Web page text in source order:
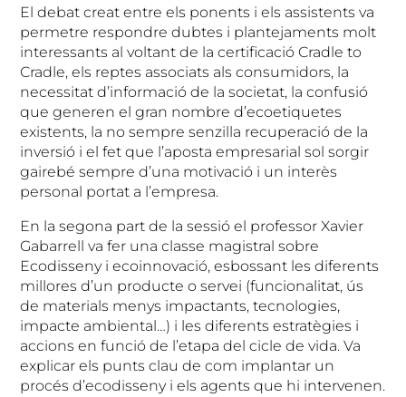
El debat creat entre els ponents i els assistents va
permetre respondre dubtes i plantejaments molt
interessants al voltant de la certificació Cradle to
Cradle, els reptes associats als consumidors, la
necessitat d’informació de la societat, la confusió
que generen el gran nombre d’ecoetiquetes
existents, la no sempre senzilla recuperació de la
inversió i el fet que l’aposta empresarial sol sorgir
gairebé sempre d’una motivació i un interès
personal portat a l’empresa.
En la segona part de la sessió el professor Xavier
Gabarrell va fer una classe magistral sobre
Ecodisseny i ecoinnovació, esbossant les diferents
millores d’un producte o servei (funcionalitat, ús
de materials menys impactants, tecnologies,
impacte ambiental…) i les diferents estratègies i
accions en funció de l’etapa del cicle de vida. Va
explicar els punts clau de com implantar un
procés d’ecodisseny i els agents que hi intervenen.